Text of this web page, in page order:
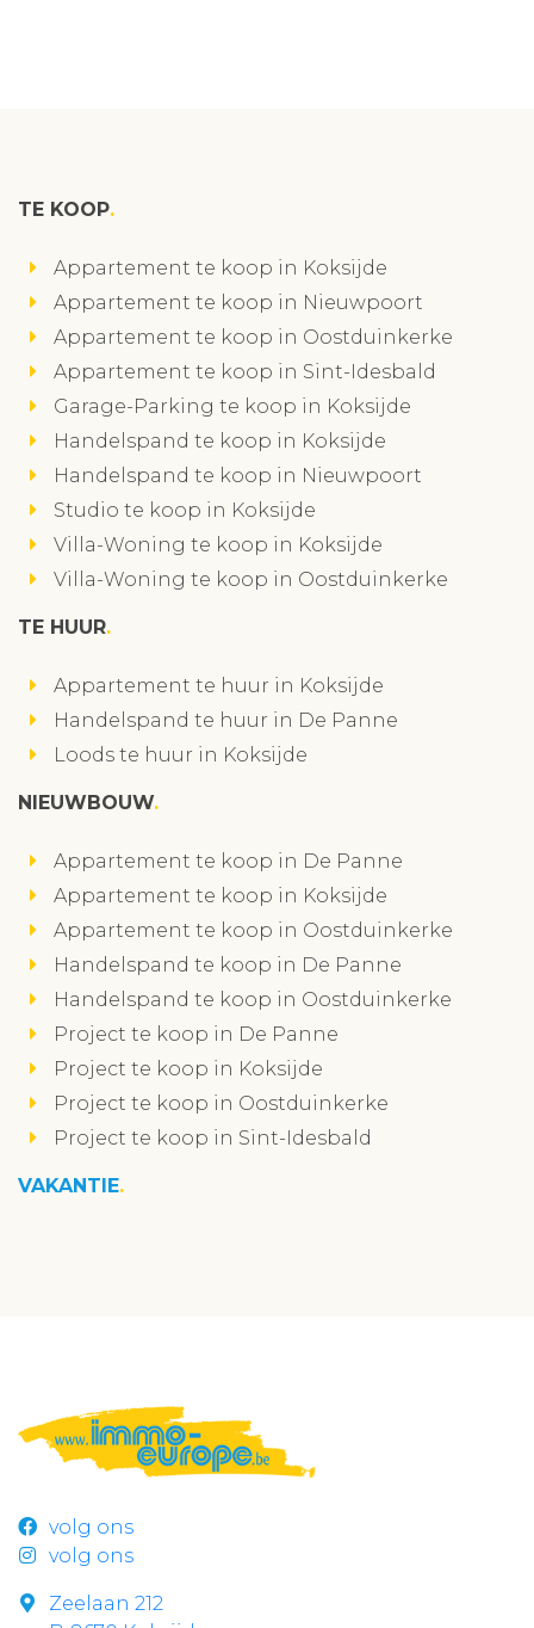
TE KOOP
Appartement te koop in Koksijde
Appartement te koop in Nieuwpoort
Appartement te koop in Oostduinkerke
Appartement te koop in Sint-Idesbald
Garage-Parking te koop in Koksijde
Handelspand te koop in Koksijde
Handelspand te koop in Nieuwpoort
Studio te koop in Koksijde
Villa-Woning te koop in Koksijde
Villa-Woning te koop in Oostduinkerke
TE HUUR
Appartement te huur in Koksijde
Handelspand te huur in De Panne
Loods te huur in Koksijde
NIEUWBOUW
Appartement te koop in De Panne
Appartement te koop in Koksijde
Appartement te koop in Oostduinkerke
Handelspand te koop in De Panne
Handelspand te koop in Oostduinkerke
Project te koop in De Panne
Project te koop in Koksijde
Project te koop in Oostduinkerke
Project te koop in Sint-Idesbald
VAKANTIE
volg ons
volg ons
Zeelaan 212